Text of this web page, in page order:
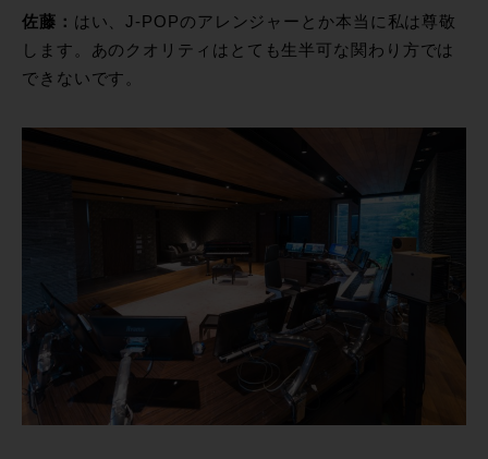
佐藤： はい、J-POPのアレンジャーとか本当に私は尊敬
します。あのクオリティはとても生半可な関わり方では
できないです。